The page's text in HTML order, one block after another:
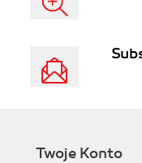
Twoje Konto